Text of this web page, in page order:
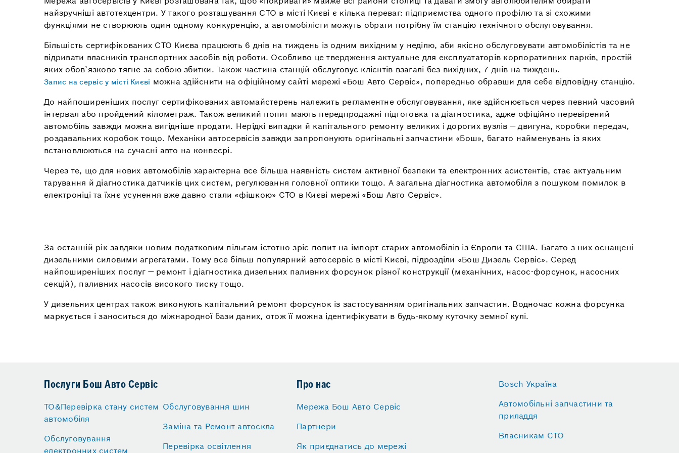
найзручніші автотехцентри. У такого розташування СТО в місті Києві є кілька переваг: підприємства одного профілю та зі схожими
функціями не створюють один одному конкуренцію, а автомобілісти можуть обрати потрібну їм станцію технічного обслуговування.
Більшість сертифікованих СТО Києва працюють 6 днів на тиждень із одним вихідним у неділю, аби якісно обслуговувати автомобілістів та не
відривати власників транспортних засобів від роботи. Особливо це твердження актуальне для експлуататорів корпоративних парків, простій
яких обов’язково тягне за собою збитки. Також частина станцій обслуговує клієнтів взагалі без вихідних, 7 днів на тиждень.
Запис на сервіс у місті Києві можна здійснити на офіційному сайті мережі «Бош Авто Сервіс», попередньо обравши для себе відповідну станцію.
До найпоширеніших послуг сертифікованих автомайстерень належить регламентне обслуговування, яке здійснюється через певний часовий
інтервал або пройдений кілометраж. Також великий попит мають передпродажні підготовка та діагностика, адже офіційно перевірений
автомобіль завжди можна вигідніше продати. Нерідкі випадки й капітального ремонту великих і дорогих вузлів — двигуна, коробки передач,
роздавальних коробок тощо. Механіки автосервісів завжди запропонують оригінальні запчастини «Бош», багато найменувань із яких
встановлюються на сучасні авто на конвеєрі.
Через те, що для нових автомобілів характерна все більша наявність систем активної безпеки та електронних асистентів, стає актуальним
тарування й діагностика датчиків цих систем, регулювання головної оптики тощо. А загальна діагностика автомобіля з пошуком помилок в
електроніці та їхнє усунення вже давно стали «фішкою» СТО в Києві мережі «Бош Авто Сервіс».
За останній рік завдяки новим податковим пільгам істотно зріс попит на імпорт старих автомобілів із Європи та США. Багато з них оснащені
дизельними силовими агрегатами. Тому все більш популярний автосервіс в місті Києві, підрозділи «Бош Дизель Сервіс». Серед
найпоширеніших послуг — ремонт і діагностика дизельних паливних форсунок різної конструкції (механічних, насос-форсунок, насосних
секцій), паливних насосів високого тиску тощо.
У дизельних центрах також виконують капітальний ремонт форсунок із застосуванням оригінальних запчастин. Водночас кожна форсунка
маркується і заноситься до міжнародної бази даних, отож її можна ідентифікувати в будь-якому куточку земної кулі.
Послуги Бош Авто Сервіс
ТО&Перевірка стану систем
автомобіля
Обслуговування
електронних систем
Обслуговування шин
Заміна та Ремонт автоскла
Перевірка освітлення
Про нас
Мережа Бош Авто Сервіс
Партнери
Як приєднатись до мережі
Bosch Україна
Автомобільні запчастини та
приладдя
Власникам СТО